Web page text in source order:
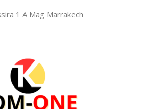
1 A Mag Marrakech